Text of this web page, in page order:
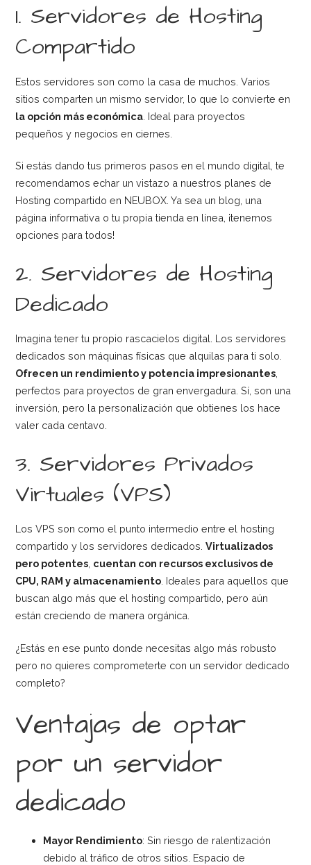
1. Servidores de Hosting
Compartido
Estos servidores son como la casa de muchos. Varios
sitios comparten un mismo servidor, lo que lo convierte en
la opción más económica . Ideal para proyectos
pequeños y negocios en ciernes.
Si estás dando tus primeros pasos en el mundo digital, te
recomendamos echar un vistazo a nuestros planes de
Hosting compartido en NEUBOX. Ya sea un blog, una
página informativa o tu propia tienda en línea, ¡tenemos
opciones para todos!
2. Servidores de Hosting
Dedicado
Imagina tener tu propio rascacielos digital. Los servidores
dedicados son máquinas físicas que alquilas para ti solo.
Ofrecen un rendimiento y potencia impresionantes
perfectos para proyectos de gran envergadura. Sí, son una
inversión, pero la personalización que obtienes los hace
valer cada centavo.
3. Servidores Privados
Virtuales (VPS)
Los VPS son como el punto intermedio entre el hosting
compartido y los servidores dedicados.Virtualizados
pero potentes cuentan con recursos exclusivos de
CPU, RAM y almacenamiento . Ideales para aquellos que
buscan algo más que el hosting compartido, pero aún
están creciendo de manera orgánica.
¿Estás en ese punto donde necesitas algo más robusto
pero no quieres comprometerte con un servidor dedicado
completo?
Ventajas de optar
por un servidor
dedicado
Mayor Rendimiento: Sin riesgo de ralentización
debido al tráfico de otros sitios. Espacio de